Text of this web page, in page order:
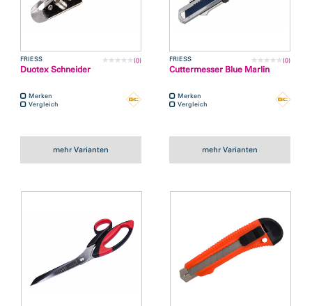
FRIESS (0)
Duotex Schneider
Merken
Vergleich
mehr Varianten
FRIESS (0)
Cuttermesser Blue Marlin
Merken
Vergleich
mehr Varianten